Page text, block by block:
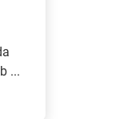
...